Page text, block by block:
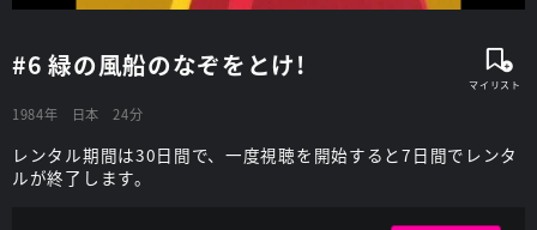
#6 緑の風船のなぞをとけ!
1984年 日本 24分
レンタル期間は30日間で、一度視聴を開始すると7日間でレンタ
ルが終了します。